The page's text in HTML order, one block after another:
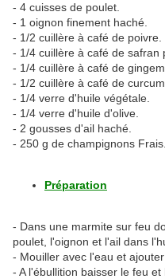
- 4 cuisses de poulet.
- 1 oignon finement haché.
- 1/2 cuillère à café de poivre.
- 1/4 cuillère à café de safran
- 1/4 cuillère à café de
- 1/2 cuillère à café de curcum.
- 1/4 verre d'huile végétale.
- 1/4 verre d'huile d'olive.
- 2 gousses d'ail haché.
- 250 g de champignons Frais.
Préparation
- Dans une marmite sur feu
poulet, l'oignon et l'ail dans
- Mouiller avec l'eau et ajouter
- A l'ébullition baisser le feu